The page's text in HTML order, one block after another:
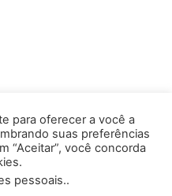
para oferecer a você a
suas preferências
“Aceitar”, você concorda
pessoais..